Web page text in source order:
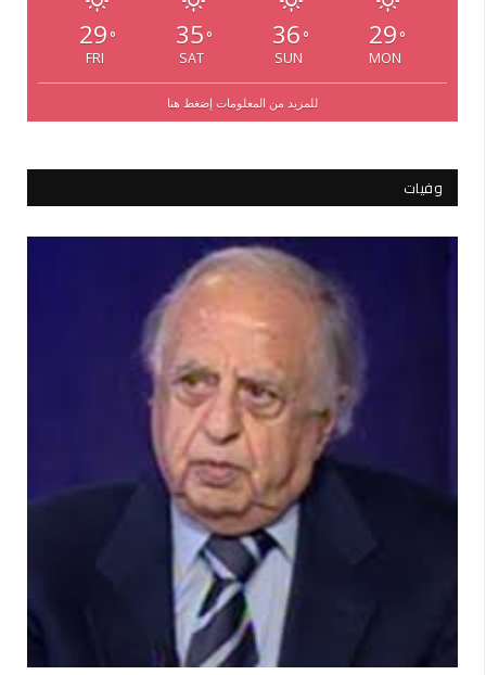
29 °
FRI
35 °
SAT
36 °
SUN
29 °
MON
للمزيد من المعلومات إضغط هنا
وفيات